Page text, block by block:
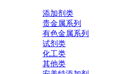
添加剂类
贵金属系列
有色金属系列
试剂类
化工类
其他类